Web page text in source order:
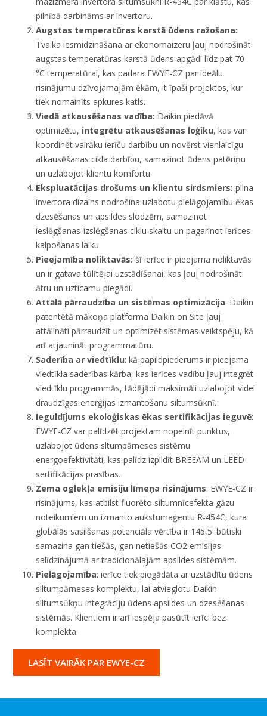
pilnībā darbināms ar invertoru.
Augstas temperatūras karstā ūdens ražošana:
Tvaika iesmidzināšana ar ekonomaizeru ļauj nodrošināt
augstas temperatūras karstā ūdens apgādi līdz pat 70
°C temperatūrai, kas padara EWYE-CZ par ideālu
risinājumu dzīvojamajām ēkām, it īpaši projektos, kur
tiek nomainīts apkures katls.
Viedā atkausēšanas vadība: Daikin piedāvā
optimizētu, integrētu atkausēšanas loģiku, kas var
koordinēt vairāku ierīču darbību un novērst vienlaicīgu
atkausēšanas cikla darbību, samazinot ūdens patēriņu
un uzlabojot klientu komfortu.
Ekspluatācijas drošums un klientu sirdsmiers: pilna
invertora dizains nodrošina uzlabotu pielāgojamību ēkas
dzesēšanas un apsildes slodzēm, samazinot
ieslēgšanas-izslēgšanas ciklu skaitu un pagarinot ierīces
kalpošanas laiku.
Pieejamība noliktavās: šī ierīce ir pieejama noliktavās
un ir gatava tūlītējai uzstādīšanai, kas ļauj nodrošināt
ātru un uzticamu piegādi.
Attālā pārraudzība un sistēmas optimizācija: Daikin
patentētā mākoņa platforma Daikin on Site ļauj
attālināti pārraudzīt un optimizēt sistēmas veiktspēju, kā
arī atjaunināt programmatūru.
Saderība ar viedtīklu: kā papildpiederums ir pieejama
viedtīkla saderības kārba, kas ierīces vadību ļauj integrēt
viedtīklu programmās, tādējādi maksimāli uzlabojot videi
draudzīgas enerģijas izmantošanu siltumsūknī.
Ieguldījums ekoloģiskas ēkas sertifikācijas ieguvē:
EWYE-CZ var palīdzēt projektam nopelnīt punktus,
uzlabojot ūdens sltumpārneses sistēmu
energoefektivitāti, kas palīdz izpildīt BREEAM un LEED
sertifikācijas prasības.
Zema oglekļa emisiju līmeņa risinājums: EWYE-CZ ir
risinājums, kas atbilst fluorēto siltumnīcefekta gāzu
noteikumiem un izmanto aukstumaģentu R-454C, kura
globālās sasilšanas potenciāla vērtība ir 145,5. būtiski
samazina gan tiešās, gan netiešās CO2 emisijas
salīdzinājumā ar tradicionālajām apsildes sistēmām.
Pielāgojamība: ierīce tiek piegādāta ar uzstādītu ūdens
siltumpārneses komplektu, lai atvieglotu Daikin
siltumsūkņu integrāciju ūdens apsildes un dzesēšanas
sistēmās. Klientiem ir arī iespēja pasūtīt ierīci bez
komplekta.
LASĪT VAIRĀK PAR EWYE-CZ